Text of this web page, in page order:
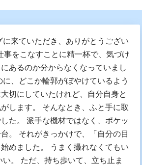
に来ていただき、ありがとうござい
事をこなすことに精一杯で、気づけ
あるのか分からなくなっていまし
、どこか輪郭がぼやけているよう
切にしていたけれど、自分自身と
します。 そんなとき、ふと手に取
た。 派手な機材ではなく、ポケッ
。 それがきっかけで、「自分の目
めました。 うまく撮れなくてもい
。 ただ、持ち歩いて、立ち止ま